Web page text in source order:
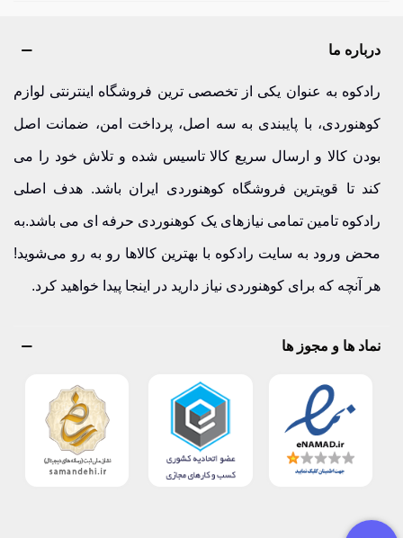
درباره ما
رادکوه به عنوان یکی از تخصصی ترین فروشگاه اینترنتی لوازم
کوهنوردی، با پایبندی به سه اصل، پرداخت امن، ضمانت اصل
بودن کالا و ارسال سریع کالا تاسیس شده و تلاش خود را می
کند تا قویترین فروشگاه کوهنوردی ایران باشد. هدف اصلی
رادکوه تامین تمامی نیازهای یک کوهنوردی حرفه ای می باشد.به
محض ورود به سایت رادکوه با بهترین کالاها رو به رو می‌شوید!
هر آنچه که برای کوهنوردی نیاز دارید در اینجا پیدا خواهید کرد.
نماد ها و مجوز ها